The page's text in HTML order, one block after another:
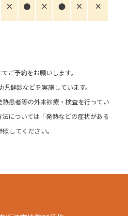
× ● × ● × ×
ご予約をお願いします。
健診などを実施しています。
患者等の外来診療・検査を行ってい
については「発熱などの症状がある
してください。